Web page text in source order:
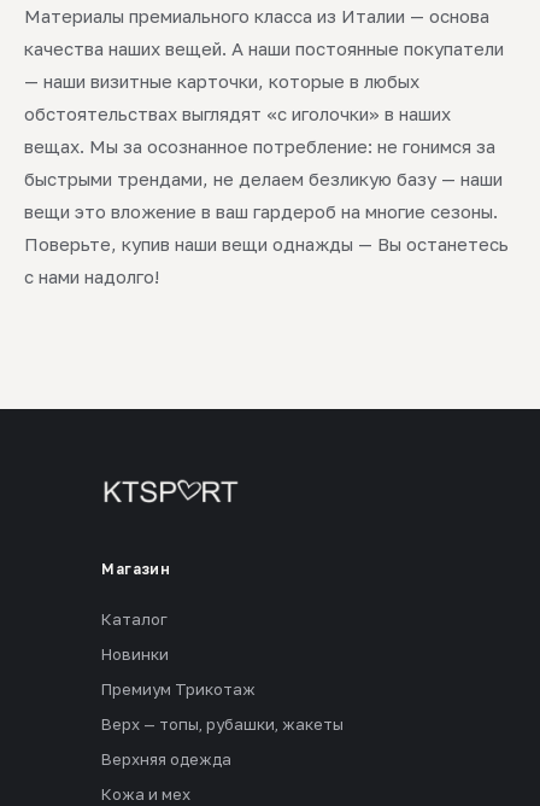
Материалы премиального класса из Италии — основа
качества наших вещей. А наши постоянные покупатели
— наши визитные карточки, которые в любых
обстоятельствах выглядят «с иголочки» в наших
вещах. Мы за осознанное потребление: не гонимся за
быстрыми трендами, не делаем безликую базу — наши
вещи это вложение в ваш гардероб на многие сезоны.
Поверьте, купив наши вещи однажды — Вы останетесь
с нами надолго!
Магазин
Каталог
Новинки
Премиум Трикотаж
Верх — топы, рубашки, жакеты
Верхняя одежда
Кожа и мех